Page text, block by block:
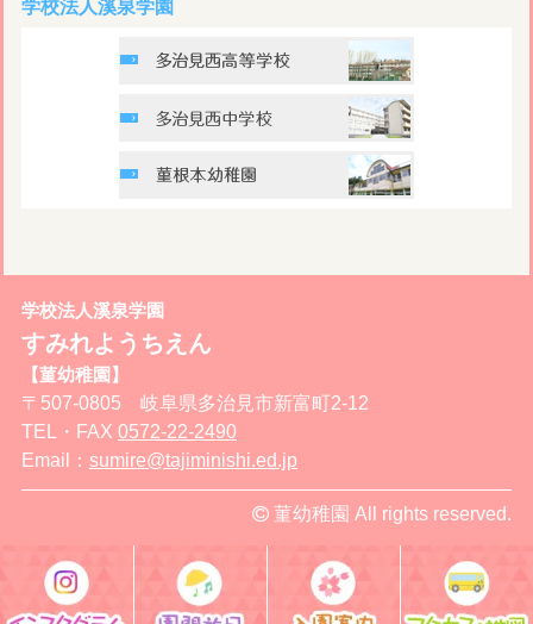
学校法人溪泉学園
学校法人溪泉学園
すみれようちえん
【菫幼稚園】
〒507-0805 岐阜県多治見市新富町2-12
TEL・FAX 0572-22-2490
Email： sumire@tajiminishi.ed.jp
菫幼稚園 All rights reserved.